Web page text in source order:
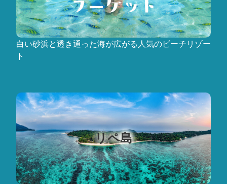
白い砂浜と透き通った海が広がる人気のビーチリゾー
ト
リペ島